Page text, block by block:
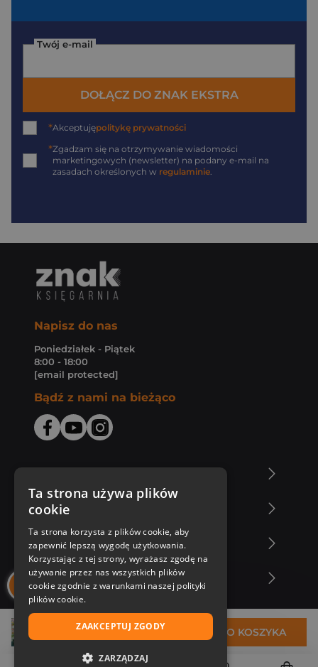
41,69 zł DO KOSZYKA
Twój e-mail
DOŁĄCZ DO ZNAK EKSTRA
*Akceptujępolitykę prywatności
*Zgadzam się na otrzymywanie wiadomości
marketingowych (newsletter) na podany e-mail na
zasadach określonych w regulaminie
Napisz do nas
Poniedziałek - Piątek
8:00 - 18:00
[email protected]
Bądź z nami na bieżąco
Zakupy u nas
Nasza oferta
Nasi autorzy
Ta strona używa plików
cookie
Ta strona korzysta z plików cookie, aby
zapewnić lepszą wygodę użytkowania.
Korzystając z tej strony, wyrażasz zgodę na
używanie przez nas wszystkich plików
cookie zgodnie z warunkami naszej polityki
plików cookie.
ZAAKCEPTUJ ZGODY
ZARZĄDZAJ